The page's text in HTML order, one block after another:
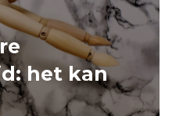
het kan